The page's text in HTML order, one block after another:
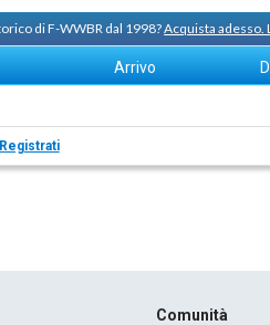
di F-WWBR dal 1998?Acquista adesso.
Arrivo
Comunità